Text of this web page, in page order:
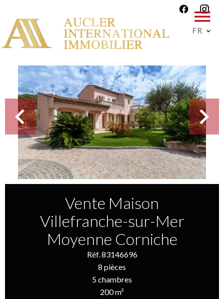
FR
Vente Maison
Villefranche-sur-Mer
Moyenne Corniche
Réf. 83146696
8 pièces
5 chambres
200 m²